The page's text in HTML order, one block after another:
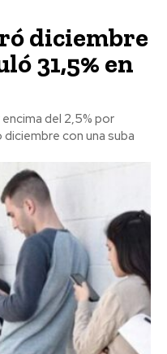
diciembre
31,5% en
del 2,5% por
con una suba